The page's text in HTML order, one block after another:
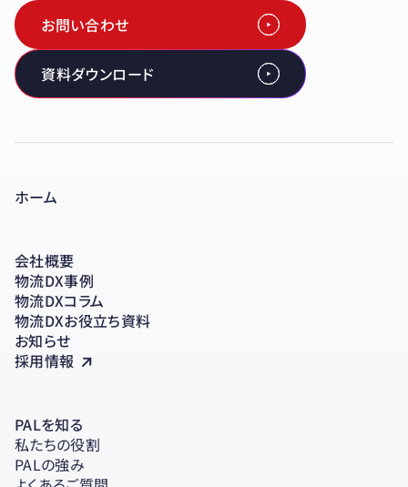
お問い合わせ
資料ダウンロード
ホーム
会社概要
物流DX事例
物流DXコラム
物流DXお役立ち資料
お知らせ
採用情報
PALを知る
私たちの役割
PALの強み